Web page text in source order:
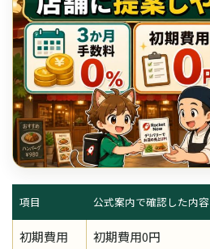
項目 公式案内で確認した内容
初期費用 初期費用0円